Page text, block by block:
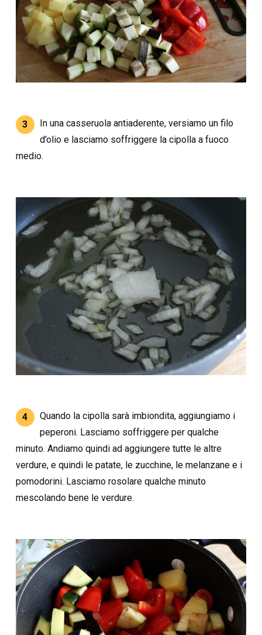
3
In una casseruola antiaderente, versiamo un filo
d’olio e lasciamo soffriggere la cipolla a fuoco
medio.
4
Quando la cipolla sarà imbiondita, aggiungiamo i
peperoni. Lasciamo soffriggere per qualche
minuto. Andiamo quindi ad aggiungere tutte le altre
verdure, e quindi le patate, le zucchine, le melanzane e i
pomodorini. Lasciamo rosolare qualche minuto
mescolando bene le verdure.